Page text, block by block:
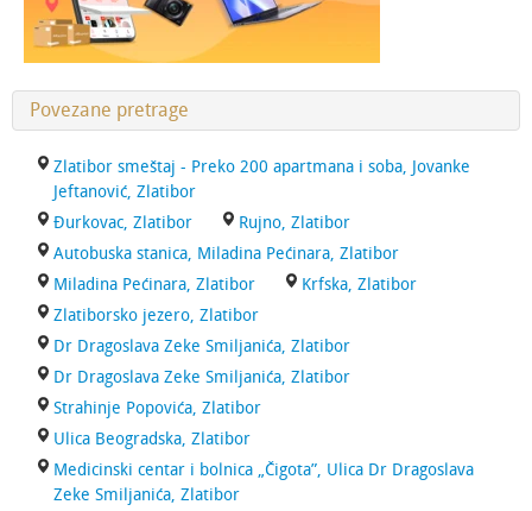
Povezane pretrage
Zlatibor smeštaj - Preko 200 apartmana i soba, Jovanke
Jeftanović, Zlatibor
Đurkovac, Zlatibor
Rujno, Zlatibor
Autobuska stanica, Miladina Pećinara, Zlatibor
Miladina Pećinara, Zlatibor
Krfska, Zlatibor
Zlatiborsko jezero, Zlatibor
Dr Dragoslava Zeke Smiljanića, Zlatibor
Dr Dragoslava Zeke Smiljanića, Zlatibor
Strahinje Popovića, Zlatibor
Ulica Beogradska, Zlatibor
Medicinski centar i bolnica „Čigota”, Ulica Dr Dragoslava
Zeke Smiljanića, Zlatibor